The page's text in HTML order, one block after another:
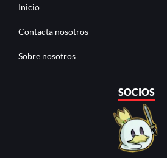
Inicio
Contacta nosotros
Sobre nosotros
SOCIOS